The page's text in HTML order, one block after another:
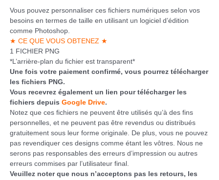
Vous pouvez personnaliser ces fichiers numériques selon vos
besoins en termes de taille en utilisant un logiciel d’édition
comme Photoshop.
★ CE QUE VOUS OBTENEZ ★
1 FICHIER PNG
*L’arrière-plan du fichier est transparent*
Une fois votre paiement confirmé, vous pourrez télécharger
les fichiers PNG.
Vous recevrez également un lien pour télécharger les
fichiers depuis Google Drive.
Notez que ces fichiers ne peuvent être utilisés qu’à des fins
personnelles, et ne peuvent pas être revendus ou distribués
gratuitement sous leur forme originale. De plus, vous ne pouvez
pas revendiquer ces designs comme étant les vôtres. Nous ne
serons pas responsables des erreurs d’impression ou autres
erreurs commises par l’utilisateur final.
Veuillez noter que nous n’acceptons pas les retours, les